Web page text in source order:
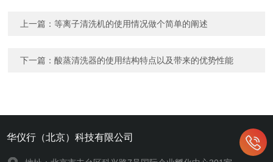
上一篇：等离子清洗机的使用情况做个简单的阐述
下一篇：酸蒸清洗器的使用结构特点以及带来的优势性能
华仪行（北京）科技有限公司